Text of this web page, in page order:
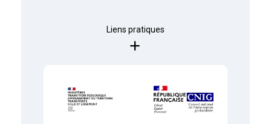
Liens pratiques